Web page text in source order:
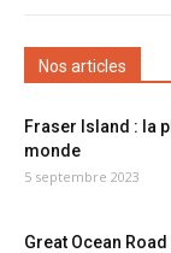
Nos articles
Fraser Island : la
monde
5 septembre 2023
Great Ocean